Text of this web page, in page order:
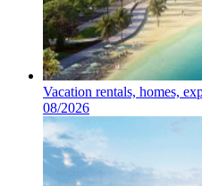
Vacation rentals, homes,
08/2026